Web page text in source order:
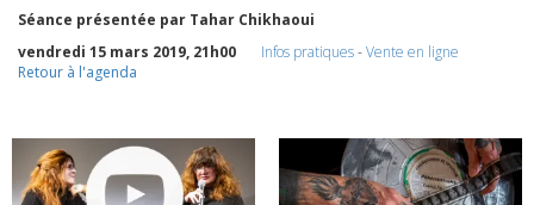
Séance présentée par Tahar Chikhaoui
vendredi 15 mars 2019, 21h00
Infos pratiques-Vente en ligne
Retour à l'agenda